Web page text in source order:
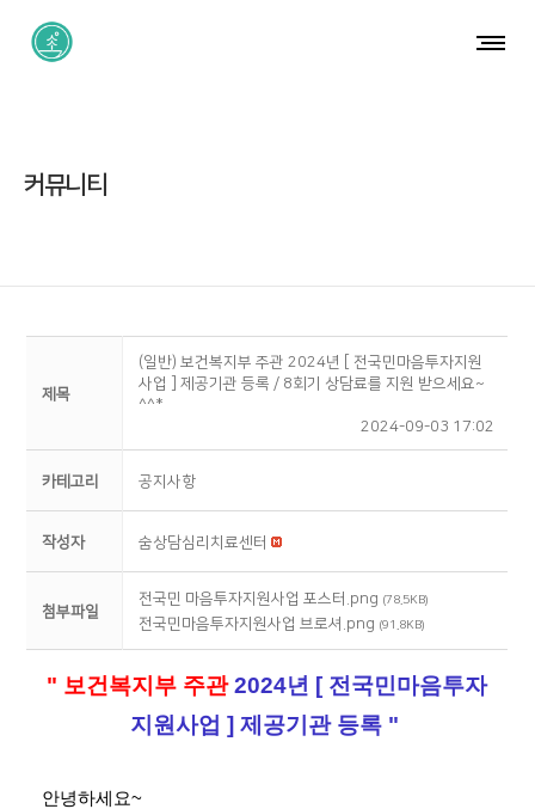
커뮤니티
제목
(일반) 보건복지부 주관 2024년 [ 전국민마음투자지원
사업 ] 제공기관 등록 / 8회기 상담료를 지원 받으세요~
^^*
2024-09-03 17:02
카테고리 공지사항
작성자 숨상담심리치료센터
첨부파일
전국민 마음투자지원사업 포스터.png (78.5KB)
전국민마음투자지원사업 브로셔.png (91.8KB)
" 보건복지부 주관2024년 [ 전국민마음투자
지원사업 ] 제공기관 등록 "
안녕하세요~